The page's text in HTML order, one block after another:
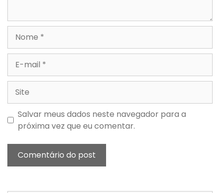
Salvar meus dados neste navegador para a
próxima vez que eu comentar.